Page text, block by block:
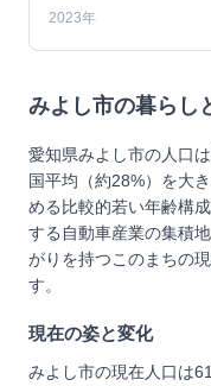
2023年
みよし市の暮らし
愛知県みよし市の人口
国平均（約28%）を大
める比較的若い年齢構
する自動車産業の集積
がりを持つこのまちの
す。
現在の姿と変化
みよし市の現在人口は